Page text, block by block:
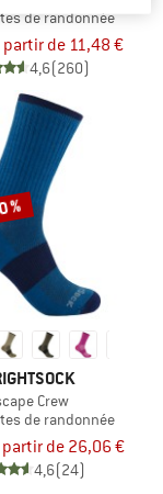
de randonnée
partir de 11,48 €
4,6(260)
%
Crew
de randonnée
partir de 26,06 €
4,6(24)